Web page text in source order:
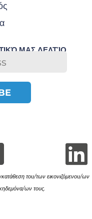
ΜΑΣ ΔΕΛΤΊΟ
του/των εικονιζόμενου/ων
ων τους.